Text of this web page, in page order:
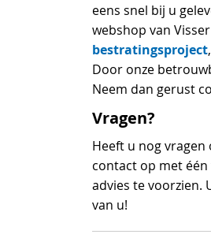
eens snel bij u
webshop van
bestratingsproject
Door onze
Neem dan gerust
Vragen?
Heeft u nog vragen
contact op met
advies te voorzien.
van u!